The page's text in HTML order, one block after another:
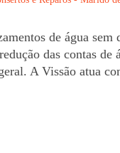
de água
das contas
A Vissão atua